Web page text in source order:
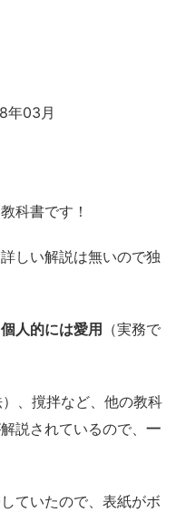
年03月
科書です！
しい解説は無いので独
個人的には愛用
（実務で
、撹拌など、他の教科
説されているので、 一
ていたので、表紙がボ